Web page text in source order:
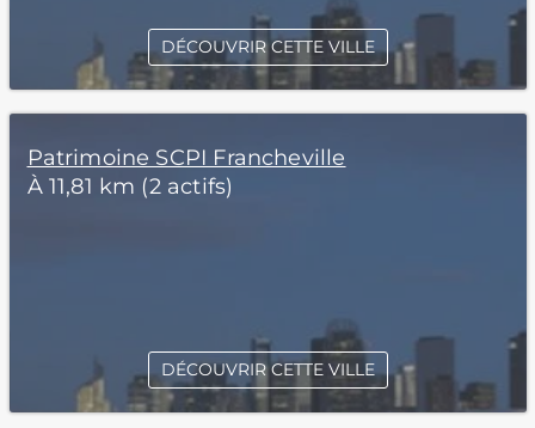
DÉCOUVRIR CETTE VILLE
Patrimoine SCPI Francheville
À 11,81 km (2 actifs)
DÉCOUVRIR CETTE VILLE